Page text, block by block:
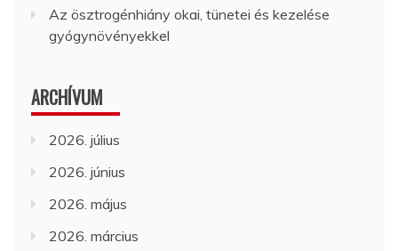
Az ösztrogénhiány okai, tünetei és kezelése
gyógynövényekkel
ARCHÍVUM
2026. július
2026. június
2026. május
2026. március